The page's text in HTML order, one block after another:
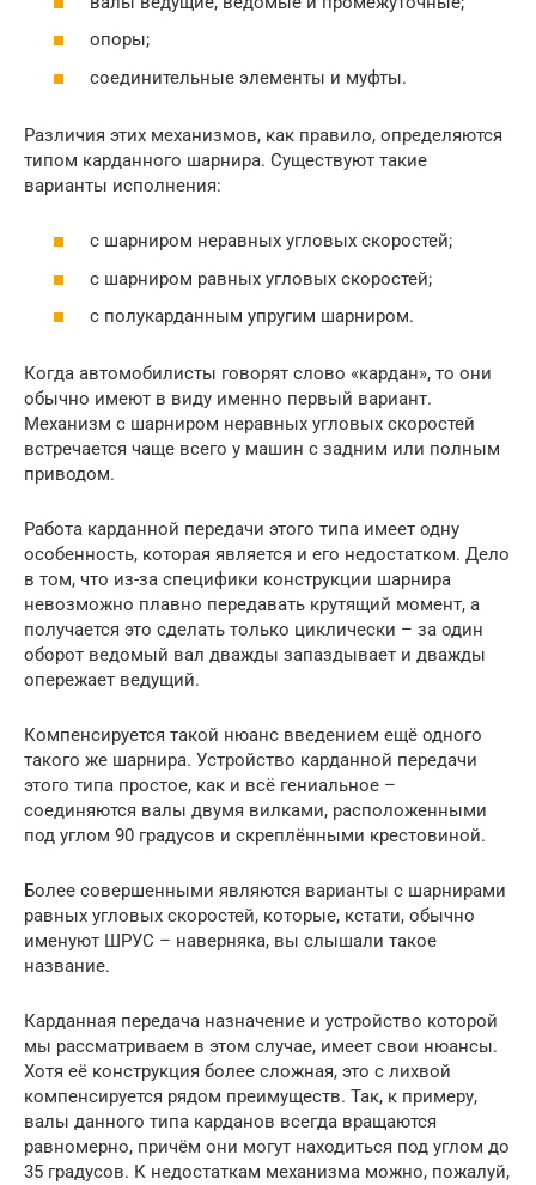
опоры;
соединительные элементы и муфты.
Различия этих механизмов, как правило, определяются
типом карданного шарнира. Существуют такие
варианты исполнения:
с шарниром неравных угловых скоростей;
с шарниром равных угловых скоростей;
с полукарданным упругим шарниром.
Когда автомобилисты говорят слово «кардан», то они
обычно имеют в виду именно первый вариант.
Механизм с шарниром неравных угловых скоростей
встречается чаще всего у машин с задним или полным
приводом.
Работа карданной передачи этого типа имеет одну
особенность, которая является и его недостатком. Дело
в том, что из-за специфики конструкции шарнира
невозможно плавно передавать крутящий момент, а
получается это сделать только циклически – за один
оборот ведомый вал дважды запаздывает и дважды
опережает ведущий.
Компенсируется такой нюанс введением ещё одного
такого же шарнира. Устройство карданной передачи
этого типа простое, как и всё гениальное –
соединяются валы двумя вилками, расположенными
под углом 90 градусов и скреплёнными крестовиной.
Более совершенными являются варианты с шарнирами
равных угловых скоростей, которые, кстати, обычно
именуют ШРУС – наверняка, вы слышали такое
название.
Карданная передача назначение и устройство которой
мы рассматриваем в этом случае, имеет свои нюансы.
Хотя её конструкция более сложная, это с лихвой
компенсируется рядом преимуществ. Так, к примеру,
валы данного типа карданов всегда вращаются
равномерно, причём они могут находиться под углом до
35 градусов. К недостаткам механизма можно, пожалуй,